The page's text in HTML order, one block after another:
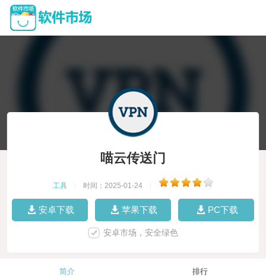
喵云传送门
工具 时间：2025-01-24
安卓下载 苹果下载 PC下载
安卓市场，安全绿色
简介 排行